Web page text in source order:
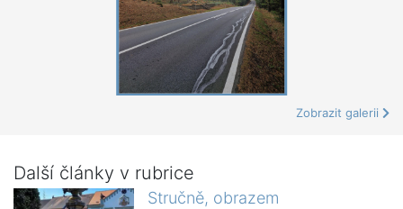
Zobrazit galerii
Další články v rubrice
Stručně, obrazem